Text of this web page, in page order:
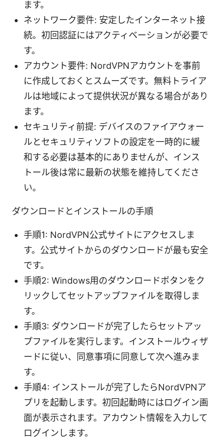
ます。
ネットワーク要件: 安定したインターネット接
続。初回認証にはアクティベーションが必要で
す。
アカウント要件: NordVPNアカウントを事前
に作成しておくとスムーズです。無料トライア
ルは地域によって提供状況が異なる場合があり
ます。
セキュリティ前提: デバイスのファイアウォー
ルとセキュリティソフトの設定を一時的に緩
和する必要は基本的にありませんが、インス
トール後は常に最新の状態を維持してくださ
い。
ダウンロードとインストールの手順
手順1: NordVPN公式サイトにアクセスしま
す。公式サイトからのダウンロードが最も安全
です。
手順2: Windows用のダウンロードボタンをク
リックしてセットアップファイルを取得しま
す。
手順3: ダウンロードが完了したらセットアッ
プファイルを実行します。インストールウィザ
ードに従い、同意事項に同意して次へ進みま
す。
手順4: インストールが完了したらNordVPNア
プリを起動します。初回起動時にはログイン画
面が表示されます。アカウント情報を入力して
ログインします。